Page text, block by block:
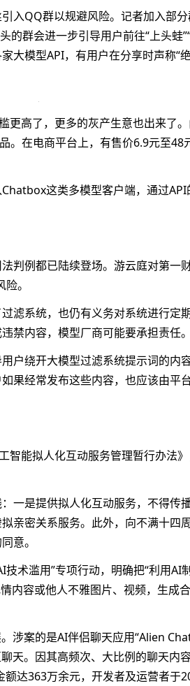
入QQ群以规避风险。记者加入部
的群会进一步引导用户前往“上头蛙
大模型API，有用户在分享时声称“
更高了，更多的灰产生意也出来了
在电商平台上，有售价6.9元至48
这类多模型客户端，通过
判例都已陆续登场。游云庭对第一
险。